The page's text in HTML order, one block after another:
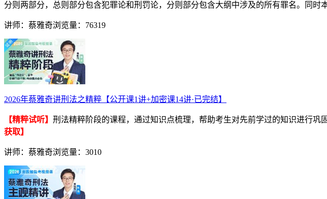
分则两部分，总则部分包含犯罪论和刑罚论，分则部分包含大纲中涉及的所有罪名。同
讲师：蔡雅奇浏览量：76319
2026年蔡雅奇讲刑法之精粹【公开课1讲+加密课14讲·已完结】
【精粹试听】 刑法精粹阶段的课程，通过知识点梳理，帮助考生对先前学过的知识进行巩
获取】
讲师：蔡雅奇浏览量：3010